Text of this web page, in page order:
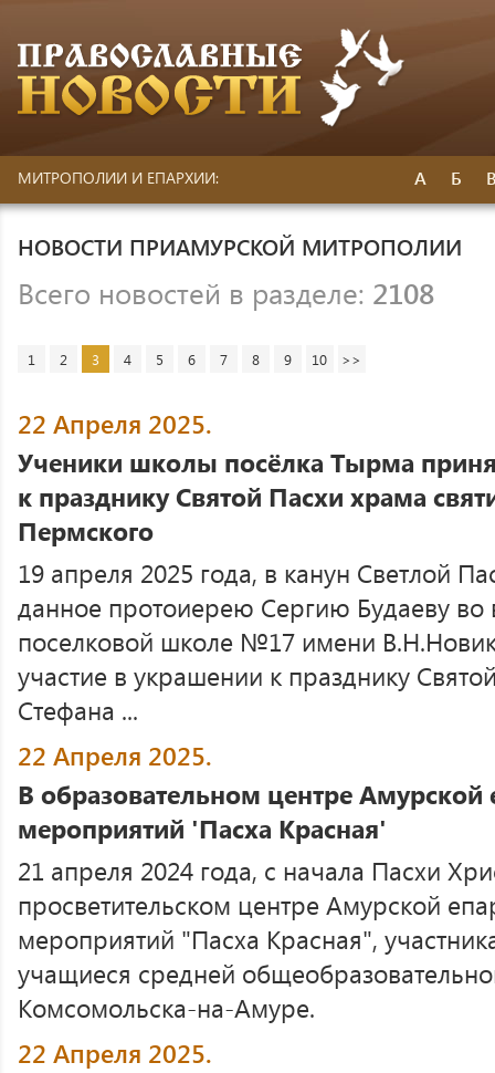
МИТРОПОЛИИ И ЕПАРХИИ: А Б
НОВОСТИ ПРИАМУРСКОЙ МИТРОПОЛИИ
Всего новостей в разделе: 2108
1 2 3 4 5 6 7 8 9 10 >>
22 Апреля 2025.
Ученики школы посёлка Тырма
к празднику Святой Пасхи храма
Пермского
19 апреля 2025 года, в канун Светлой
данное протоиерею Сергию Будаеву во
поселковой школе №17 имени
участие в украшении к празднику
Стефана ...
22 Апреля 2025.
В образовательном центре Амурской
мероприятий 'Пасха Красная'
21 апреля 2024 года, с начала Пасхи
просветительском центре Амурской
мероприятий "Пасха Красная",
учащиеся средней
Комсомольска-на-Амуре.
22 Апреля 2025.